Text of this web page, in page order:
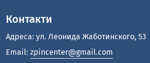
Контакти
Адреса: ул. Леонида Жаботинского, 53
Email: zpincenter@gmail.com